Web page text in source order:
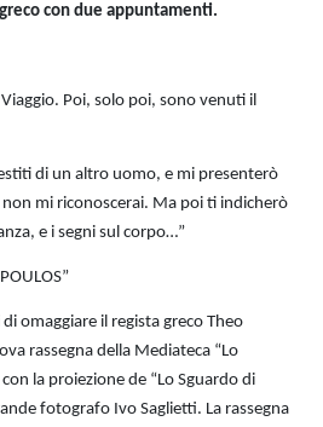
con due appuntamenti.
Poi, solo poi, sono venuti il
di un altro uomo, e mi presenterò
mi riconoscerai. Ma poi ti indicherò
e i segni sul corpo…”
di omaggiare il regista greco Theo
rassegna della Mediateca “Lo
la proiezione de “Lo Sguardo di
fotografo Ivo Saglietti. La rassegna